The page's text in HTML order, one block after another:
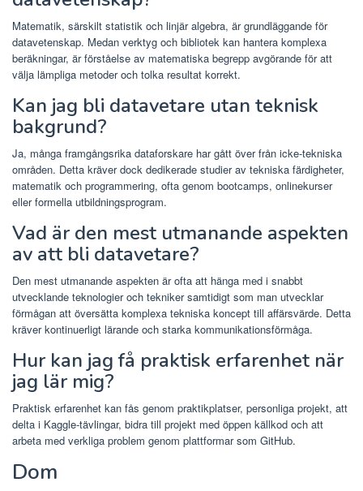
Matematik, särskilt statistik och linjär algebra, är grundläggande för
datavetenskap. Medan verktyg och bibliotek kan hantera komplexa
beräkningar, är förståelse av matematiska begrepp avgörande för att
välja lämpliga metoder och tolka resultat korrekt.
Kan jag bli datavetare utan teknisk
bakgrund?
Ja, många framgångsrika dataforskare har gått över från icke-tekniska
områden. Detta kräver dock dedikerade studier av tekniska färdigheter,
matematik och programmering, ofta genom bootcamps, onlinekurser
eller formella utbildningsprogram.
Vad är den mest utmanande aspekten
av att bli datavetare?
Den mest utmanande aspekten är ofta att hänga med i snabbt
utvecklande teknologier och tekniker samtidigt som man utvecklar
förmågan att översätta komplexa tekniska koncept till affärsvärde. Detta
kräver kontinuerligt lärande och starka kommunikationsförmåga.
Hur kan jag få praktisk erfarenhet när
jag lär mig?
Praktisk erfarenhet kan fås genom praktikplatser, personliga projekt, att
delta i Kaggle-tävlingar, bidra till projekt med öppen källkod och att
arbeta med verkliga problem genom plattformar som GitHub.
Dom